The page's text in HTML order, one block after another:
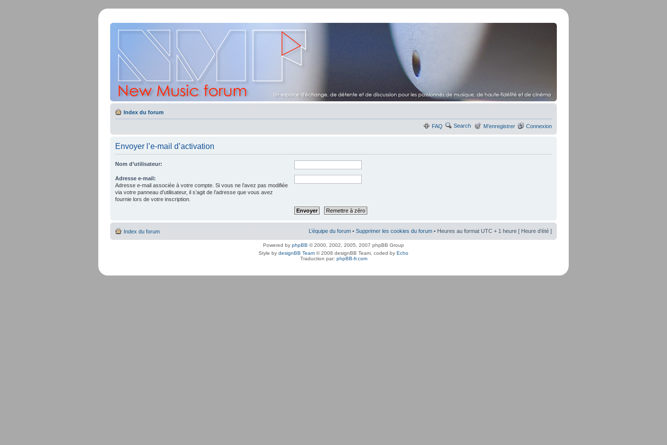
Index du forum
FAQ Search M’enregistrer Connexion
Envoyer l’e-mail d’activation
Nom d’utilisateur:
Adresse e-mail:
Adresse e-mail associée à votre compte. Si vous ne l’avez pas modifiée
via votre panneau d’utilisateur, il s’agit de l’adresse que vous avez
fournie lors de votre inscription.
Index du forum L’équipe du forum • Supprimer les cookies du forum • Heures au format UTC + 1 heure [ Heure d’été ]
Powered by phpBB © 2000, 2002, 2005, 2007 phpBB Group
Style by designBB Team © 2008 designBB Team, coded by Echo
Traduction par: phpBB-fr.com